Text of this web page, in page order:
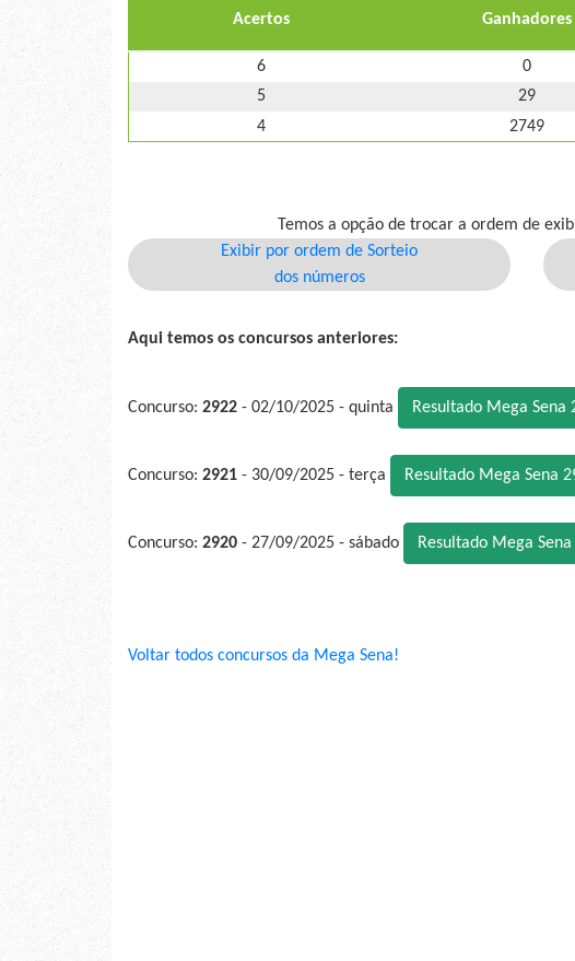
Acertos Ganhadores
6 0
5
29
4
2749
Temos a opção de trocar a ordem de
Exibir por ordem de Sorteio
dos números
Aqui temos os concursos anteriores:
Concurso: 2922 - 02/10/2025 - quinta Resultado Mega Sena
Concurso: 2921 - 30/09/2025 - terça Resultado Mega Sena
Concurso: 2920 - 27/09/2025 - sábado Resultado Mega
Voltar todos concursos da Mega Sena!